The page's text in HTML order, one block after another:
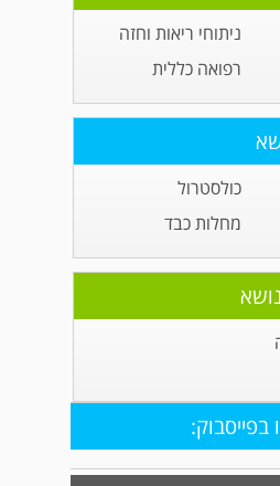
ניתוחי ריאות וחזה
רפואה כללית
כולסטרול
מחלות כבד
בפייסבוק: